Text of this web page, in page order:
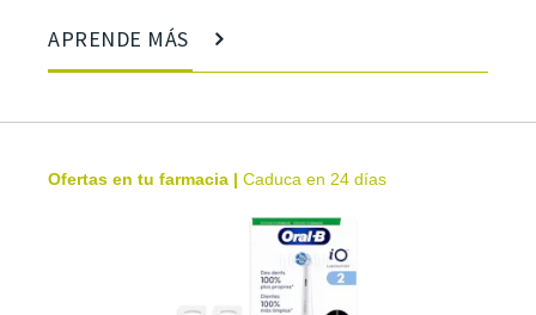
APRENDE MÁS
Ofertas en tu farmacia | Caduca en 24 días